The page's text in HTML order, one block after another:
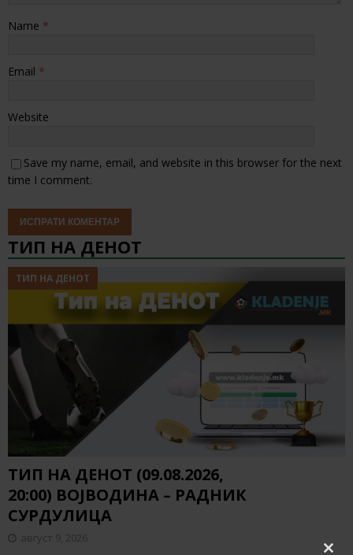
Name *
Email *
Website
Save my name, email, and website in this browser for the next
time I comment.
ТИП НА ДЕНОТ
ТИП НА ДЕНОТ
ТИП НА ДЕНОТ (09.08.2026,
20:00) ВОЈВОДИНА – РАДНИК
СУРДУЛИЦА
август 9, 2026